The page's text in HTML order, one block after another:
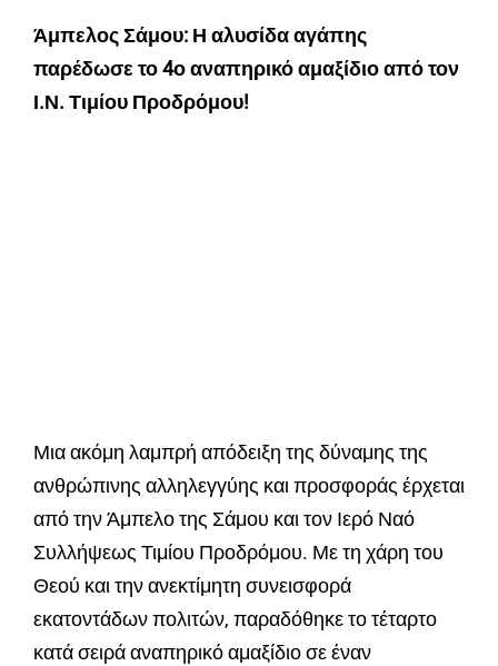
Άμπελος Σάμου: Η αλυσίδα αγάπης
παρέδωσε το 4ο αναπηρικό αμαξίδιο από τον
Ι.Ν. Τιμίου Προδρόμου!
Μια ακόμη λαμπρή απόδειξη της δύναμης της
ανθρώπινης αλληλεγγύης και προσφοράς έρχεται
από την Άμπελο της Σάμου και τον Ιερό Ναό
Συλλήψεως Τιμίου Προδρόμου. Με τη χάρη του
Θεού και την ανεκτίμητη συνεισφορά
εκατοντάδων πολιτών, παραδόθηκε το τέταρτο
κατά σειρά αναπηρικό αμαξίδιο σε έναν